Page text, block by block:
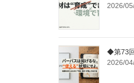
2026/
◆第73
2026/